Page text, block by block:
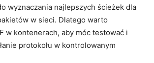
wyznaczania najlepszych ścieżek‌ dla
w sieci. Dlatego warto
w kontenerach, aby móc testować ⁤i
protokołu w kontrolowanym